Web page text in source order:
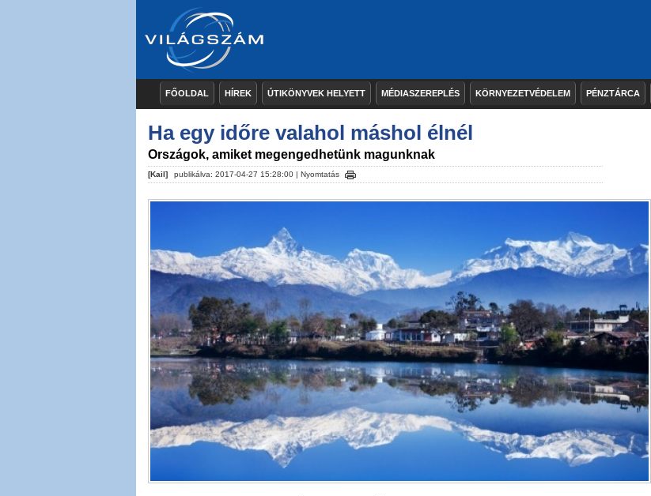
FŐOLDAL HÍREK ÚTIKÖNYVEK HELYETT MÉDIASZEREPLÉS KÖRNYEZETVÉDELEM PÉNZTÁRCA
Ha egy időre valahol máshol élnél
Országok, amiket megengedhetünk magunknak
[Kail] publikálva: 2017-04-27 15:28:00 | Nyomtatás